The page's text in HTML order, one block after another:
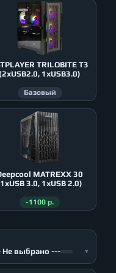
TRILOBITE T3
(2xUSB2.0, 1xUSB3.0)
Базовый
MATREXX 30
3.0, 1xUSB 2.0)
-1100 р.
Не выбрано --- ▾